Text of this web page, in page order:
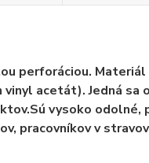
perforáciou.
acetát). Jedná sa
vysoko
pracovníkov v